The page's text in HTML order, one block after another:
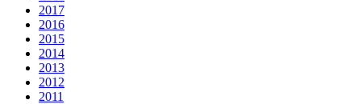
2017
2016
2015
2014
2013
2012
2011